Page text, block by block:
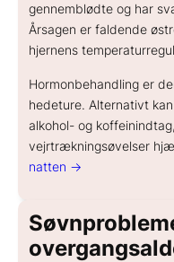
gennemblødte og har
Årsagen er faldende
hjernens
Hormonbehandling er
hedeture. Alternativt
alkohol- og
vejrtrækningsøvelser
natten →